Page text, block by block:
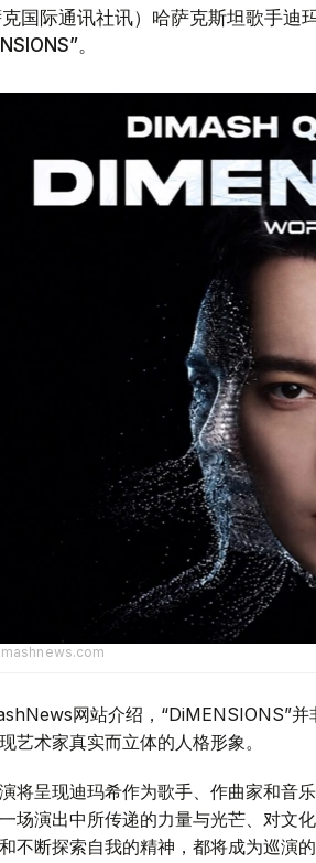
克国际通讯社讯）哈萨克斯坦歌手迪
。
网站介绍，“DiMENSIONS”
艺术家真实而立体的人格形象。
将呈现迪玛希作为歌手、作曲家和音
场演出中所传递的力量与光芒、对文
不断探索自我的精神，都将成为巡演